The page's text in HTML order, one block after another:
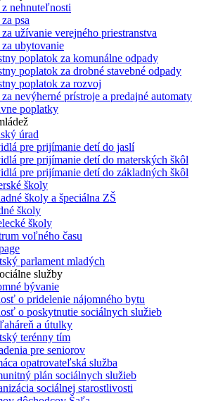
nehnuteľnosti
psa
užívanie verejného priestranstva
ubytovanie
poplatok za komunálne odpady
poplatok za drobné stavebné odpady
poplatok za rozvoj
nevýherné prístroje a predajné automaty
poplatky
úrad
pre prijímanie detí do jaslí
pre prijímanie detí do materských škôl
pre prijímanie detí do základných škôl
školy
školy a špeciálna ZŠ
školy
školy
voľného času
parlament mladých
služby
bývanie
o pridelenie nájomného bytu
o poskytnutie sociálnych služieb
a útulky
terénny tím
pre seniorov
opatrovateľská služba
plán sociálnych služieb
sociálnej starostlivosti